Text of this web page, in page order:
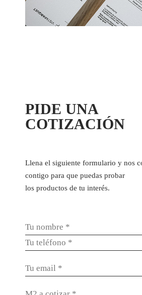
PIDE UNA
COTIZACIÓN
Llena el siguiente formulario y nos
contigo para que puedas probar
los productos de tu interés.